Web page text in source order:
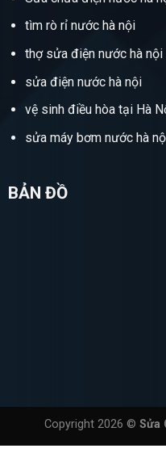
tìm rò rỉ nước hà nội
thợ sửa điện nước hà nội
sửa điện nước hà nội
vệ sinh điều hòa tại Hà
sửa máy bơm nước hà
BẢN ĐỒ
Copyright 2026 © Sửa